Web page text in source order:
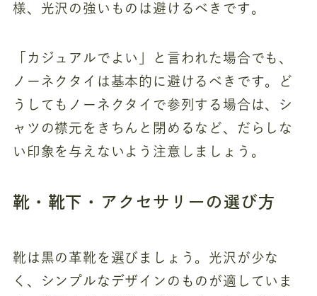
様、光沢の強いものは避けるべきです。
「カジュアルでよい」と言われた場合でも、
ノーネクタイは基本的に避けるべきです。ど
うしてもノーネクタイで参列する場合は、シ
ャツの襟元をきちんと閉めるなど、だらしな
い印象を与えないよう注意しましょう。
靴・靴下・アクセサリーの選び方
靴は黒の革靴を選びましょう。光沢が少な
く、シンプルなデザインのものが適していま